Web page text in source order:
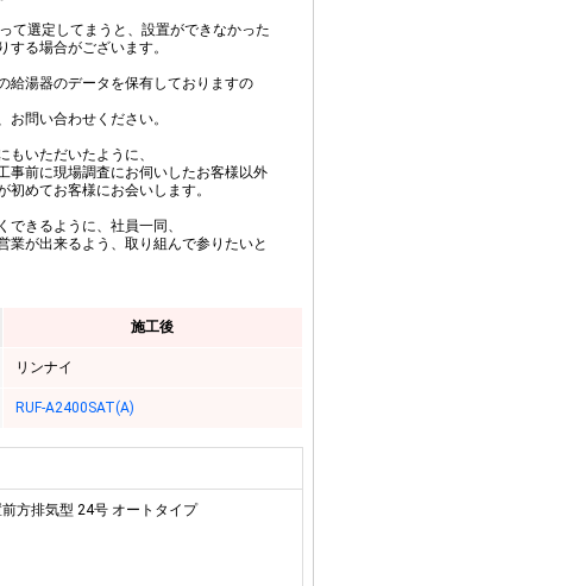
て選定してまうと、設置ができなかった
する場合がございます。
給湯器のデータを保有しておりますの
お問い合わせください。
もいただいたように、
事前に現場調査にお伺いしたお客様以外
初めてお客様にお会いします。
できるように、社員一同、
業が出来るよう、取り組んで参りたいと
施工後
リンナイ
RUF-A2400SAT(A)
前方排気型 24号 オートタイプ